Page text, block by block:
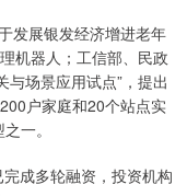
展银发经济增进老年
机器人；工信部、民政
场景应用试点”，提出
户家庭和20个站点实
一。
成多轮融资，投资机构